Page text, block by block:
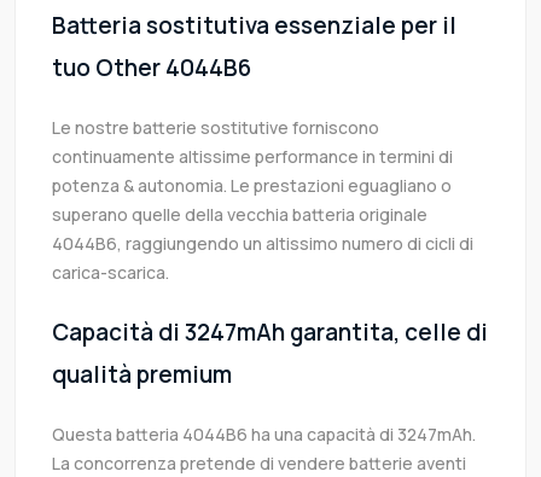
Batteria sostitutiva essenziale per il
tuo Other 4044B6
Le nostre batterie sostitutive forniscono
continuamente altissime performance in termini di
potenza & autonomia. Le prestazioni eguagliano o
superano quelle della vecchia batteria originale
4044B6, raggiungendo un altissimo numero di cicli di
carica-scarica.
Capacità di 3247mAh garantita, celle di
qualità premium
Questa batteria 4044B6 ha una capacità di 3247mAh.
La concorrenza pretende di vendere batterie aventi